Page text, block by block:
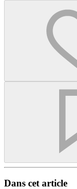
Dans cet article